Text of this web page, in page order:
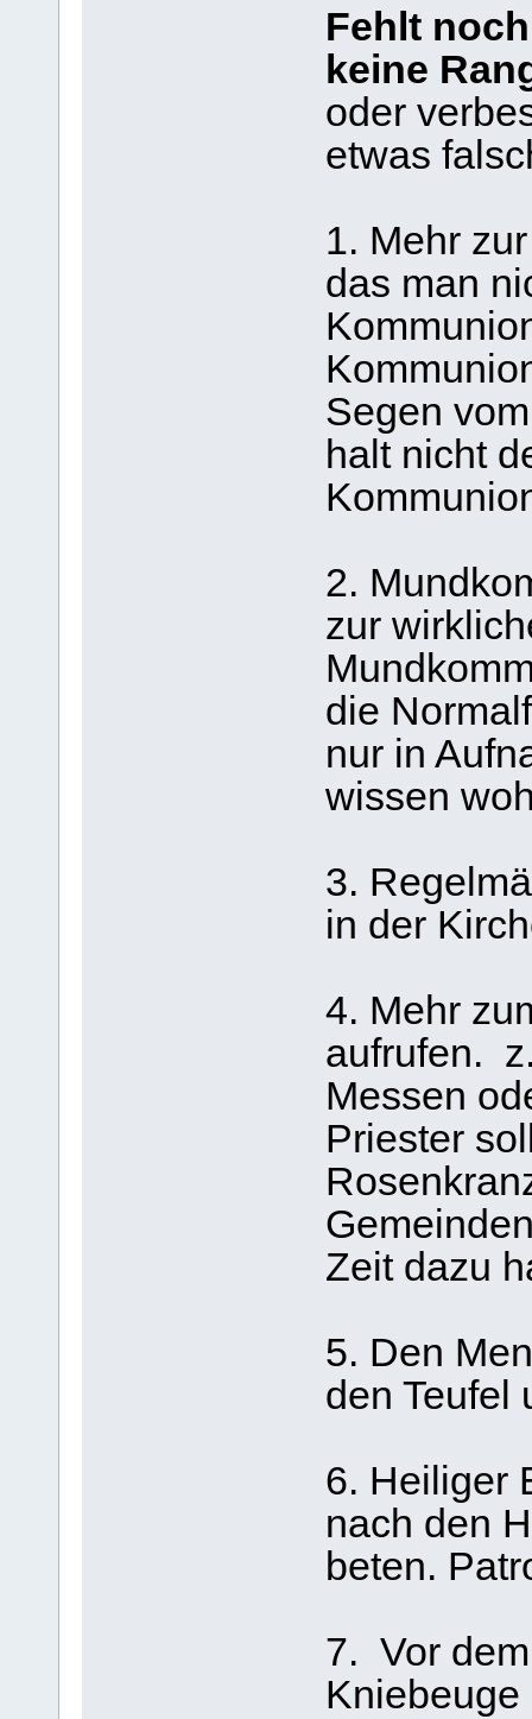
Fehlt
keine
oder
etwas
1. Mehr
das man
Segen
halt nicht
2.
zur
die
nur in
wissen
3.
in der
4. Mehr
aufrufen.
Messen
Priester
Zeit dazu
5. Den
den Teufel
6. Heiliger
nach den
beten.
7. Vor